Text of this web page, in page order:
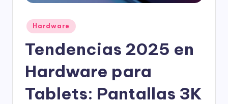
Publicado
en
Hardware
Tendencias 2025 en
Hardware para
Tablets: Pantallas 3K